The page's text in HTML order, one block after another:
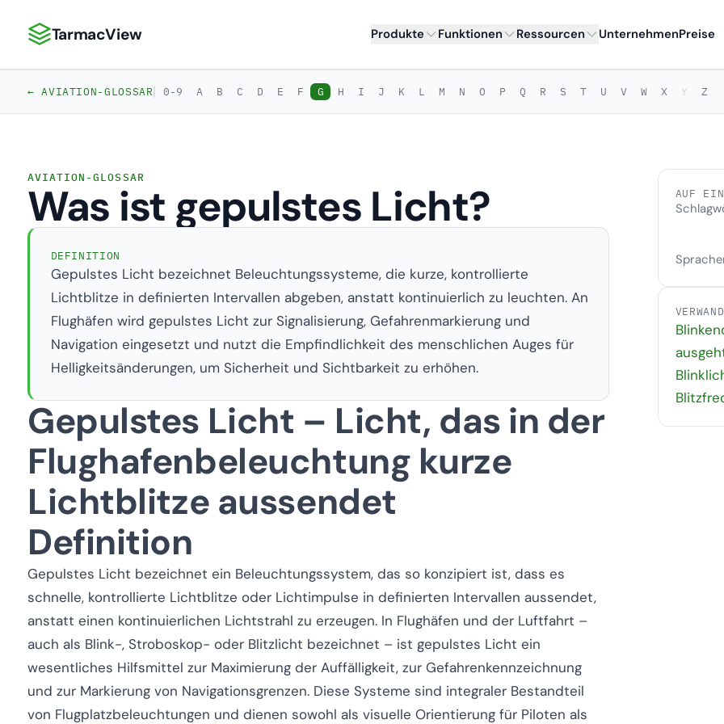
TarmacView: Präzisionsluftfahrtanalytik
TarmacView Produkte Funktionen Ressourcen UnternehmenPreise
← AVIATION-GLOSSAR| 0-9 A B C D E F G H I J K L M N O P Q R S T U V W X Y Z
AVIATION-GLOSSAR
Was ist gepulstes Licht?
DEFINITION
Gepulstes Licht bezeichnet Beleuchtungssysteme, die kurze, kontrollierte
Lichtblitze in definierten Intervallen abgeben, anstatt kontinuierlich zu leuchten. An
Flughäfen wird gepulstes Licht zur Signalisierung, Gefahrenmarkierung und
Navigation eingesetzt und nutzt die Empfindlichkeit des menschlichen Auges für
Helligkeitsänderungen, um Sicherheit und Sichtbarkeit zu erhöhen.
Gepulstes Licht – Licht, das in der
Flughafenbeleuchtung kurze
Lichtblitze aussendet
Definition
Gepulstes Licht bezeichnet ein Beleuchtungssystem, das so konzipiert ist, dass es
schnelle, kontrollierte Lichtblitze oder Lichtimpulse in definierten Intervallen aussendet,
anstatt einen kontinuierlichen Lichtstrahl zu erzeugen. In Flughäfen und der Luftfahrt –
auch als Blink-, Stroboskop- oder Blitzlicht bezeichnet – ist gepulstes Licht ein
wesentliches Hilfsmittel zur Maximierung der Auffälligkeit, zur Gefahrenkennzeichnung
und zur Markierung von Navigationsgrenzen. Diese Systeme sind integraler Bestandteil
von Flugplatzbeleuchtungen und dienen sowohl als visuelle Orientierung für Piloten als
AUF